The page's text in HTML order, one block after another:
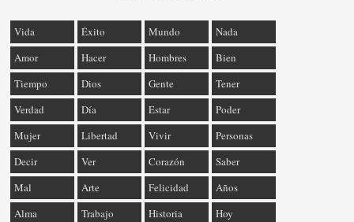
Vida Éxito Mundo
Nada
Amor
Hacer Hombres
Bien
Tiempo
Dios Gente
Tener
Verdad
Día Estar
Poder
Mujer
Libertad Vivir
Personas
Decir
Ver Corazón
Saber
Mal
Arte Felicidad
Años
Alma
Trabajo Historia Hoy